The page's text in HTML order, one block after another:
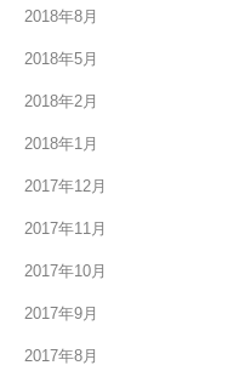
2018年8月
2018年5月
2018年2月
2018年1月
2017年12月
2017年11月
2017年10月
2017年9月
2017年8月